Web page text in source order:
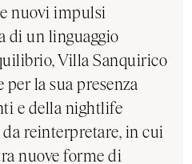
nuovi impulsi
di un linguaggio
Villa Sanquirico
la sua presenza
e della nightlife
reinterpretare, in cui
nuove forme di